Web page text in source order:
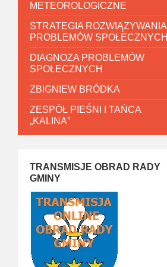
METEOROLOGICZNE
STRATEGIA ROZWIĄZYWANIA
PROBLEMÓW SPOŁECZNYCH
DIAGNOZA PROBLEMÓW
SPOŁECZNYCH
ZBIGNIEW BRÓDKA
ZESPÓŁ PIEŚNI I TAŃCA
„KALINA”
TRANSMISJE OBRAD RADY
GMINY